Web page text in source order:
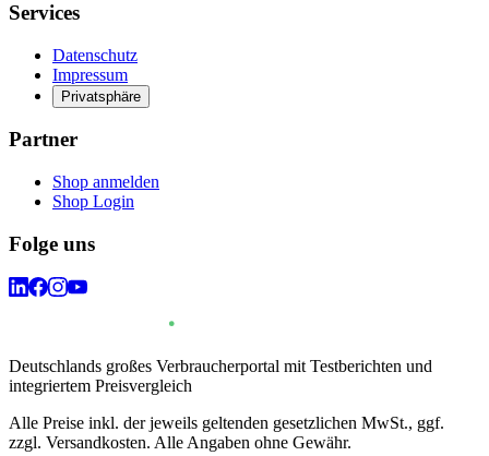
Services
Datenschutz
Impressum
Privatsphäre
Partner
Shop anmelden
Shop Login
Folge uns
Deutschlands großes Verbraucherportal mit Testberichten und
integriertem Preisvergleich
Alle Preise inkl. der jeweils geltenden gesetzlichen MwSt., ggf.
zzgl. Versandkosten. Alle Angaben ohne Gewähr.